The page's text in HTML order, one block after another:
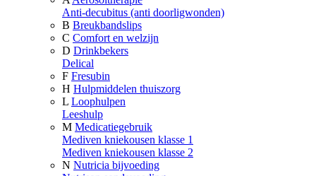
Anti-decubitus (anti doorligwonden)
B Breukbandslips
C Comfort en welzijn
D Drinkbekers
Delical
F Fresubin
H Hulpmiddelen thuiszorg
L Loophulpen
Leeshulp
M Medicatiegebruik
Mediven kniekousen klasse 1
Mediven kniekousen klasse 2
N Nutricia bijvoeding